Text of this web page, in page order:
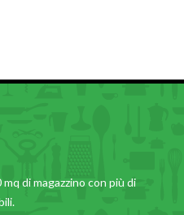
di magazzino con più di